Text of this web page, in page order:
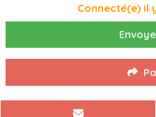
Connecté(e) il